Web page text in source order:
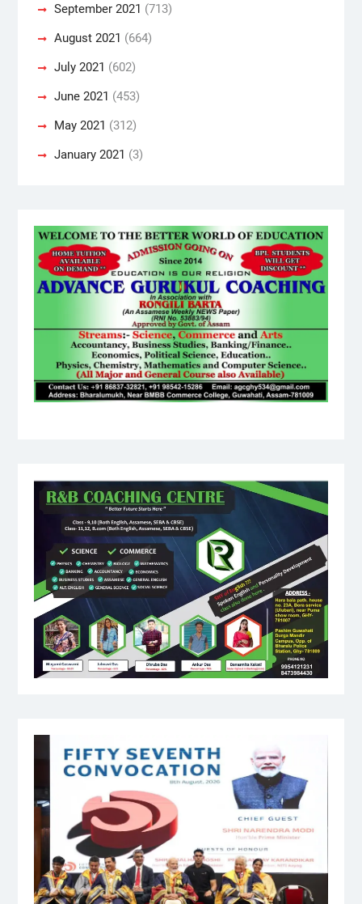
September 2021 (713)
August 2021 (664)
July 2021 (602)
June 2021 (453)
May 2021 (312)
January 2021 (3)